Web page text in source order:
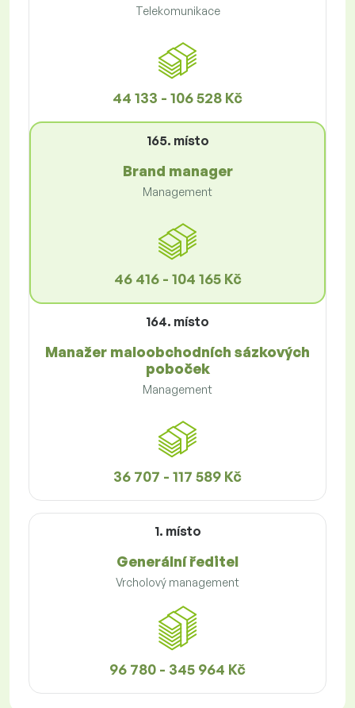
Telekomunikace
44 133 - 106 528 Kč
165. místo
Brand manager
Management
46 416 - 104 165 Kč
164. místo
Manažer maloobchodních sázkových
poboček
Management
36 707 - 117 589 Kč
1. místo
Generální ředitel
Vrcholový management
96 780 - 345 964 Kč